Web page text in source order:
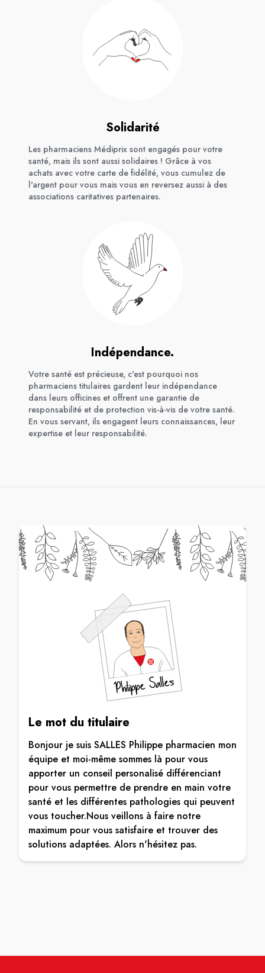
Solidarité
Les pharmaciens Médiprix sont engagés pour votre
santé, mais ils sont aussi solidaires ! Grâce à vos
achats avec votre carte de fidélité, vous cumulez de
l'argent pour vous mais vous en reversez aussi à des
associations caritatives partenaires.
Indépendance.
Votre santé est précieuse, c'est pourquoi nos
pharmaciens titulaires gardent leur indépendance
dans leurs officines et offrent une garantie de
responsabilité et de protection vis-à-vis de votre santé.
En vous servant, ils engagent leurs connaissances, leur
expertise et leur responsabilité.
Le mot du titulaire
Bonjour je suis SALLES Philippe pharmacien mon
équipe et moi-même sommes là pour vous
apporter un conseil personalisé différenciant
pour vous permettre de prendre en main votre
santé et les différentes pathologies qui peuvent
vous toucher.Nous veillons à faire notre
maximum pour vous satisfaire et trouver des
solutions adaptées. Alors n'hésitez pas.